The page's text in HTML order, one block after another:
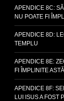
APENDICE 8C:
NU POATE FI
APENDICE 8D:
TEMPLU
APENDICE 8E:
FI ÎMPLINITE
APENDICE 8F:
LUI ISUS A FOST